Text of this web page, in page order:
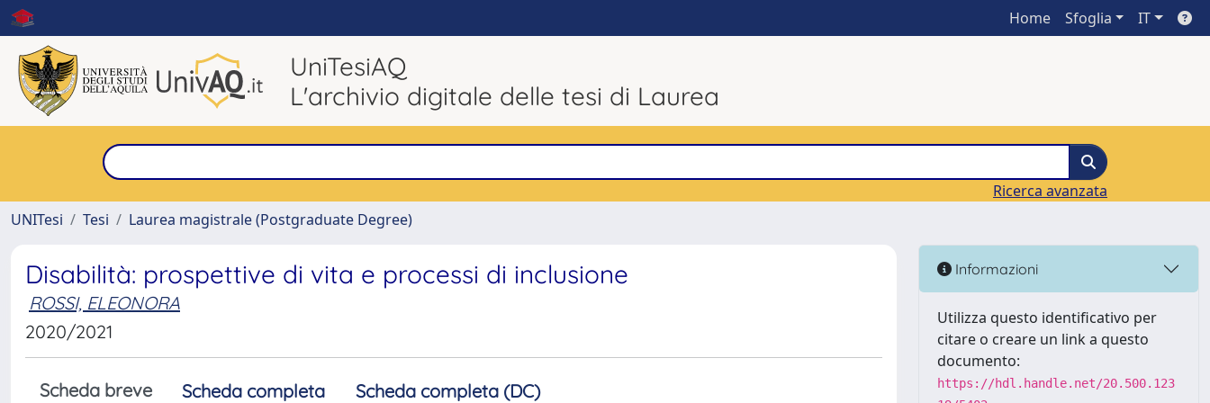
Home Sfoglia IT
UniTesiAQ
L'archivio digitale delle tesi di Laurea
Ricerca avanzata
UNITesi
Tesi Laurea magistrale (Postgraduate Degree)
Disabilità: prospettive di vita e processi di inclusione
ROSSI, ELEONORA
2020/2021
Scheda breve Scheda completa Scheda completa (DC)
Informazioni
Utilizza questo identificativo per
citare o creare un link a questo
documento:
https://hdl.handle.net/20.500.123